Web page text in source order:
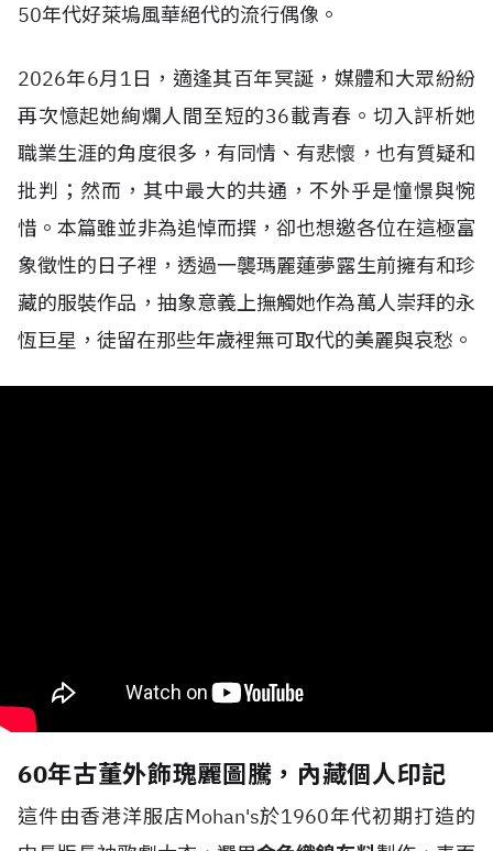
50年代好萊塢風華絕代的流行偶像。
2026年6月1日，適逢其百年冥誕，媒體和大眾紛紛
再次憶起她絢爛人間至短的36載青春。切入評析她
職業生涯的角度很多，有同情、有悲懷，也有質疑和
批判；然而，其中最大的共通，不外乎是憧憬與惋
惜。本篇雖並非為追悼而撰，卻也想邀各位在這極富
象徵性的日子裡，透過一襲瑪麗蓮夢露生前擁有和珍
藏的服裝作品，抽象意義上撫觸她作為萬人崇拜的永
恆巨星，徒留在那些年歲裡無可取代的美麗與哀愁。
60年古董外飾瑰麗圖騰，內藏個人印記
這件由香港洋服店Mohan's於1960年代初期打造的